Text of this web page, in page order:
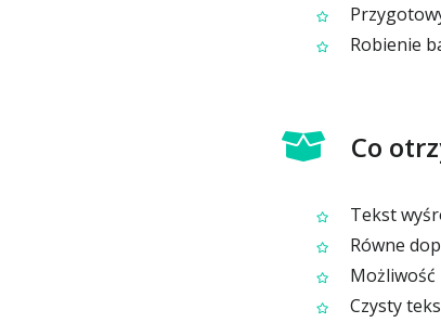
Robienie
Co
Tekst
Równe
Możliwość
Czysty